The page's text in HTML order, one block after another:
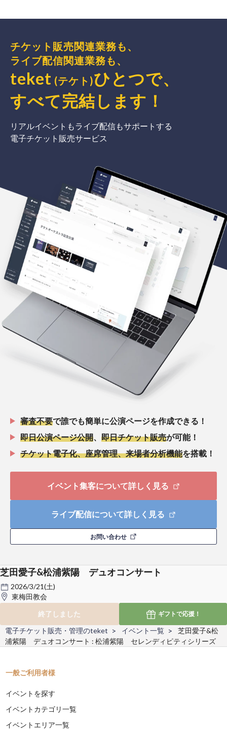
チケット販売関連業務も、
ライブ配信関連業務も、
teket (テケト)ひとつで、
すべて完結 します ！
リアルイベントもライブ配信もサポートする
電子チケット販売サービス
審査不要で誰でも簡単に公演ページを作成できる！
即日公演ページ公開
即日チケット販売が可能！
チケット電子化、座席管理、来場者分析機能を搭載！
イベント集客について詳しく見る
ライブ配信について詳しく見る
お問い合わせ
芝田愛子&松浦紫陽 デュオコンサート
2026/3/21(土)
東梅田教会
終了しました
ギフトで応援！
電子チケット販売・管理のteket イベント一覧
芝田愛子&松
浦紫陽 デュオコンサート : 松浦紫陽 セレンディピティシリーズ
一般ご利用者様
イベントを探す
イベントカテゴリ一覧
イベントエリア一覧